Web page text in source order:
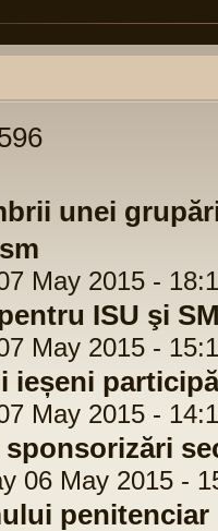
unei
May 2015 -
ISU şi
May 2015 -
ieșeni
May 2015 -
May 2015 -
penitenciar